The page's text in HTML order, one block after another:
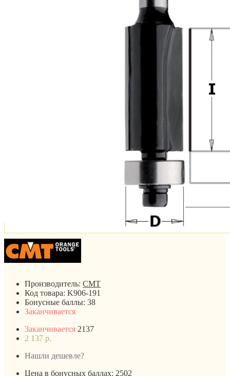
Производитель: CMT
Код товара: K906-191
Бонусные баллы: 38
Заканчивается
Заканчивается 2137
2 137 р.
Нашли дешевле?
Цена в бонусных баллах: 2502